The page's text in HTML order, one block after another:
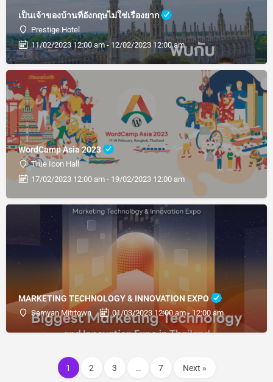
เป็นเจ้าของบ้านที่อังกฤษไม่ใช่เรื่องยาก
Prestige Hotel
11/02/2023 12:00 am - 12/02/2023 12:00 am
WordCamp Asia 2023
True Icon Hall
17/02/2023 12:00 am - 19/02/2023 12:00 am
MARKETING TECHNOLOGY & INNOVATION EXPO
Samyan Mitrtown 01/03/2023 12:00 am - 12:00 am
1 2 3 … 7 Next »